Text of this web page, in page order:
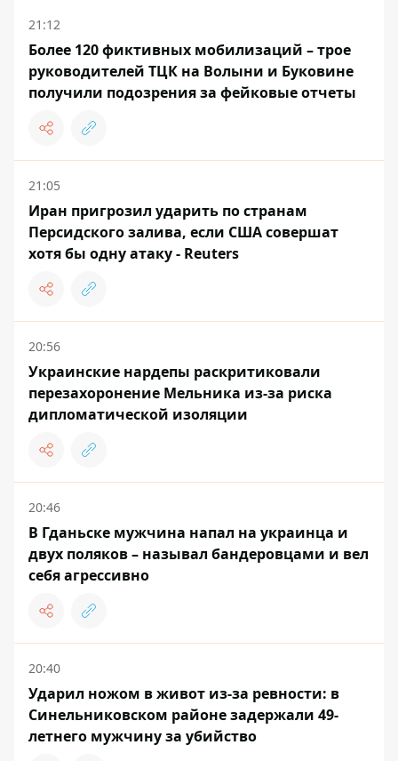
21:12
Более 120 фиктивных мобилизаций – трое
руководителей ТЦК на Волыни и Буковине
получили подозрения за фейковые отчеты
21:05
Иран пригрозил ударить по странам
Персидского залива, если США совершат
хотя бы одну атаку - Reuters
20:56
Украинские нардепы раскритиковали
перезахоронение Мельника из-за риска
дипломатической изоляции
20:46
В Гданьске мужчина напал на украинца и
двух поляков – называл бандеровцами и вел
себя агрессивно
20:40
Ударил ножом в живот из-за ревности: в
Синельниковском районе задержали 49-
летнего мужчину за убийство